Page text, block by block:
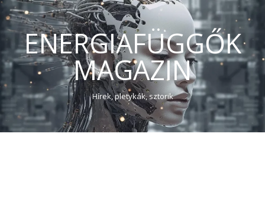
ENERGIAFÜGGŐK
MAGAZIN
Hírek, pletykák, sztorik